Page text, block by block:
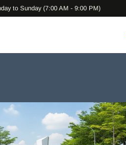
to Sunday (7:00 AM - 9:00 PM)